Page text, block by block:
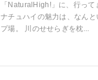
「NaturalHigh!」に、行って
ナチュハイの魅力は、なん
プ場。 川のせせらぎを枕...